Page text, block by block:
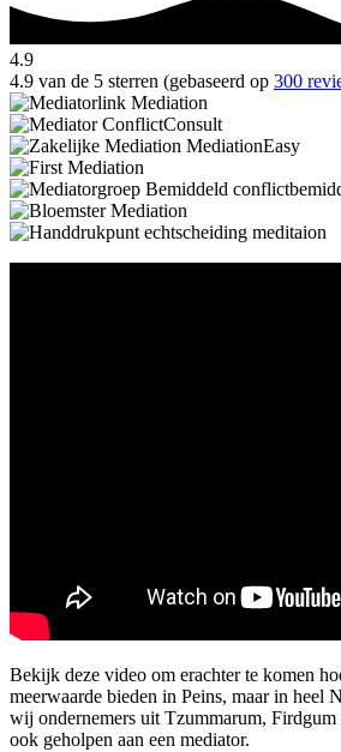
4.9
4.9 van de 5 sterren (gebaseerd op 300
Bekijk deze video om erachter te komen
meerwaarde bieden in Peins, maar in heel
wij ondernemers uit Tzummarum,
ook geholpen aan een mediator.